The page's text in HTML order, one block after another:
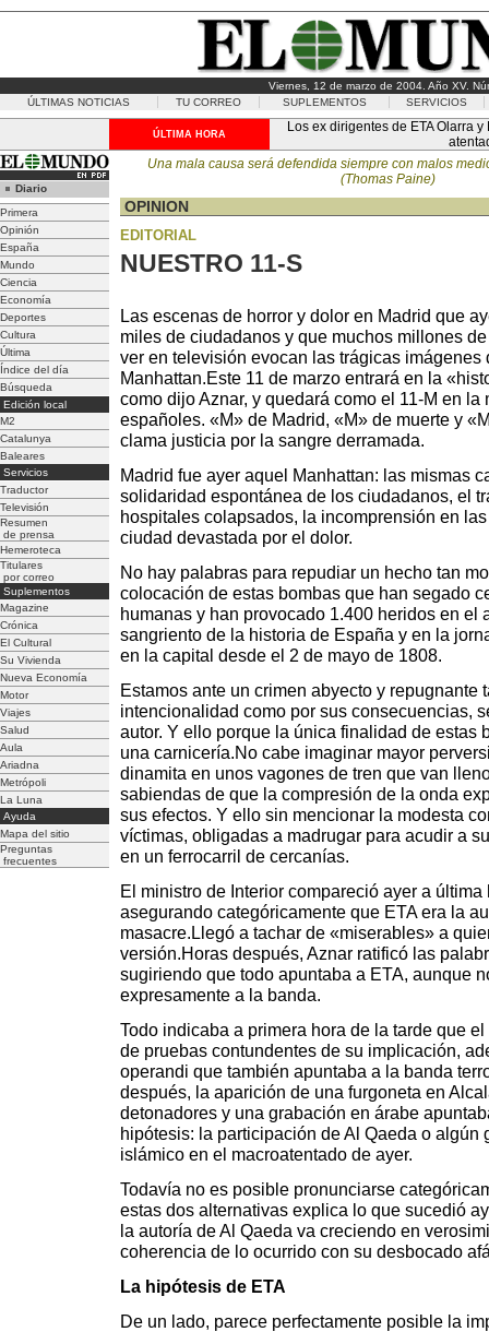
Viernes, 12 de marzo de 2004. Año XV.
ÚLTIMAS NOTICIAS
TU CORREO SUPLEMENTOS SERVICIOS
ÚLTIMA HORA
Los ex dirigentes de ETA Olarra
Diario
Primera
Opinión
España
Mundo
Ciencia
Economía
Deportes
Cultura
Última
Índice del día
Búsqueda
Edición local
M2
Catalunya
Baleares
Servicios
Traductor
Televisión
Resumen
de prensa
Hemeroteca
Titulares
por correo
Suplementos
Magazine
Crónica
El Cultural
Su Vivienda
Nueva Economía
Motor
Viajes
Salud
Aula
Ariadna
Metrópoli
La Luna
Ayuda
Mapa del sitio
Preguntas
frecuentes
Una mala causa será defendida siempre con malos
(Thomas Paine)
OPINION
EDITORIAL
NUESTRO 11-S
Las escenas de horror y dolor en Madrid que
miles de ciudadanos y que muchos millones
ver en televisión evocan las trágicas imágenes
Manhattan.Este 11 de marzo entrará en la
como dijo Aznar, y quedará como el 11-M en la
españoles. «M» de Madrid, «M» de muerte y
clama justicia por la sangre derramada.
Madrid fue ayer aquel Manhattan: las mismas
solidaridad espontánea de los ciudadanos, el
hospitales colapsados, la incomprensión en
ciudad devastada por el dolor.
No hay palabras para repudiar un hecho tan
colocación de estas bombas que han segado
humanas y han provocado 1.400 heridos en el
sangriento de la historia de España y en la
en la capital desde el 2 de mayo de 1808.
Estamos ante un crimen abyecto y repugnante
intencionalidad como por sus consecuencias,
autor. Y ello porque la única finalidad de estas
una carnicería.No cabe imaginar mayor
dinamita en unos vagones de tren que van
sabiendas de que la compresión de la onda
sus efectos. Y ello sin mencionar la modesta
víctimas, obligadas a madrugar para acudir a
en un ferrocarril de cercanías.
El ministro de Interior compareció ayer a
asegurando categóricamente que ETA era la
masacre.Llegó a tachar de «miserables» a
versión.Horas después, Aznar ratificó las
sugiriendo que todo apuntaba a ETA, aunque
expresamente a la banda.
Todo indicaba a primera hora de la tarde que
de pruebas contundentes de su implicación,
operandi que también apuntaba a la banda
después, la aparición de una furgoneta en
detonadores y una grabación en árabe
hipótesis: la participación de Al Qaeda o algún
islámico en el macroatentado de ayer.
Todavía no es posible pronunciarse
estas dos alternativas explica lo que sucedió
la autoría de Al Qaeda va creciendo en
coherencia de lo ocurrido con su desbocado
La hipótesis de ETA
De un lado, parece perfectamente posible la